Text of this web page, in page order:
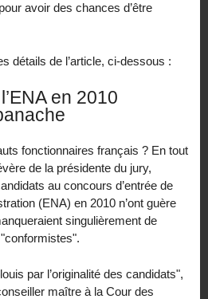
avoir des chances d’être
détails de l’article, ci-dessous :
en 2010
fonctionnaires français ? En tout
de la présidente du jury,
au concours d’entrée de
(ENA) en 2010 n’ont guère
singulièrement de
par l’originalité des candidats",
maître à la Cour des